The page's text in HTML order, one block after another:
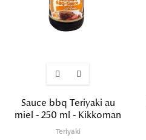
Sauce bbq Teriyaki au
miel - 250 ml - Kikkoman
Teriyaki